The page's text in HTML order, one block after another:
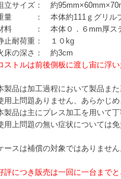
サイズ： 約
量 ： 本体約111ｇグリルプ
料 ： 本体０．６mm厚ステン
止耐荷重： １０kg
床の深さ： 約3cm
ストルは前後側板に渡し宙に浮
製品は加工過程において製品ま
用上問題ありません、あらかじめ
製品は主にプレス加工を用いて
用上問題の無い症状については免
ースは補償の対象ではありません
評につき販売は一回に一台までと